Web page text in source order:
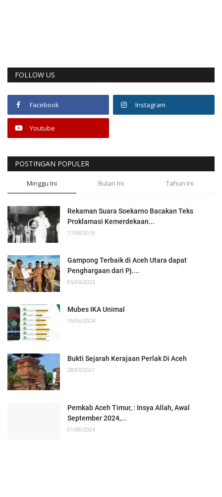
FOLLOW US
Facebook Instagram
Youtube
POSTINGAN POPULER
Minggu Ini Bulan Ini Tahun Ini
Rekaman Suara Soekarno Bacakan Teks
Proklamasi Kemerdekaan...
17/08/2019
Gampong Terbaik di Aceh Utara dapat
Penghargaan dari Pj....
05/06/2023
Mubes IKA Unimal
16/06/2024
Bukti Sejarah Kerajaan Perlak Di Aceh
28/03/2021
Pemkab Aceh Timur, : Insya Allah, Awal
September 2024,...
01/08/2024